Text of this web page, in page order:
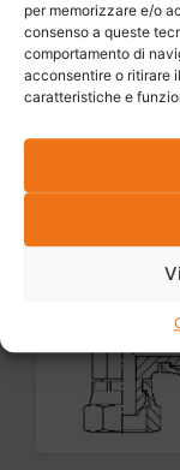
per memorizzare e/o
consenso a queste
comportamento di
acconsentire o ritirare
caratteristiche e